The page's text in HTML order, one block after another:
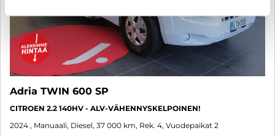
Adria TWIN 600 SP
CITROEN 2.2 140HV - ALV-VÄHENNYSKELPOINEN!
2024 , Manuaali, Diesel, 37 000 km, Rek. 4, Vuodepaikat 2